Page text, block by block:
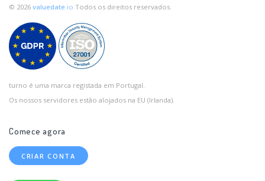
© 2026 valuedate.io Todos os direitos reservados.
turno é uma marca registada em Portugal.
Os nossos servidores estão alojados na EU (Irlanda).
Comece agora
CRIAR CONTA